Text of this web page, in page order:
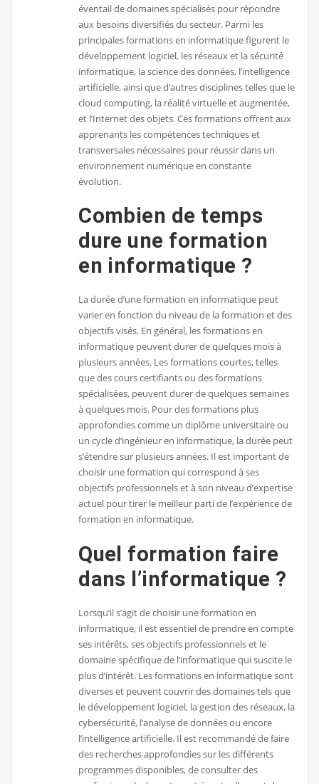
éventail de domaines spécialisés pour répondre
aux besoins diversifiés du secteur. Parmi les
principales formations en informatique figurent le
développement logiciel, les réseaux et la sécurité
informatique, la science des données, l’intelligence
artificielle, ainsi que d’autres disciplines telles que le
cloud computing, la réalité virtuelle et augmentée,
et l’Internet des objets. Ces formations offrent aux
apprenants les compétences techniques et
transversales nécessaires pour réussir dans un
environnement numérique en constante
évolution.
Combien de temps
dure une formation
en informatique ?
La durée d’une formation en informatique peut
varier en fonction du niveau de la formation et des
objectifs visés. En général, les formations en
informatique peuvent durer de quelques mois à
plusieurs années. Les formations courtes, telles
que des cours certifiants ou des formations
spécialisées, peuvent durer de quelques semaines
à quelques mois. Pour des formations plus
approfondies comme un diplôme universitaire ou
un cycle d’ingénieur en informatique, la durée peut
s’étendre sur plusieurs années. Il est important de
choisir une formation qui correspond à ses
objectifs professionnels et à son niveau d’expertise
actuel pour tirer le meilleur parti de l’expérience de
formation en informatique.
Quel formation faire
dans l’informatique ?
Lorsqu’il s’agit de choisir une formation en
informatique, il est essentiel de prendre en compte
ses intérêts, ses objectifs professionnels et le
domaine spécifique de l’informatique qui suscite le
plus d’intérêt. Les formations en informatique sont
diverses et peuvent couvrir des domaines tels que
le développement logiciel, la gestion des réseaux, la
cybersécurité, l’analyse de données ou encore
l’intelligence artificielle. Il est recommandé de faire
des recherches approfondies sur les différents
programmes disponibles, de consulter des